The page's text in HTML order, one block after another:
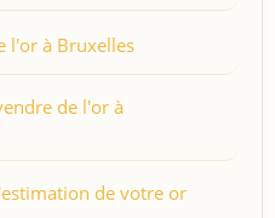
l'or à Bruxelles
de l'or à
de votre or